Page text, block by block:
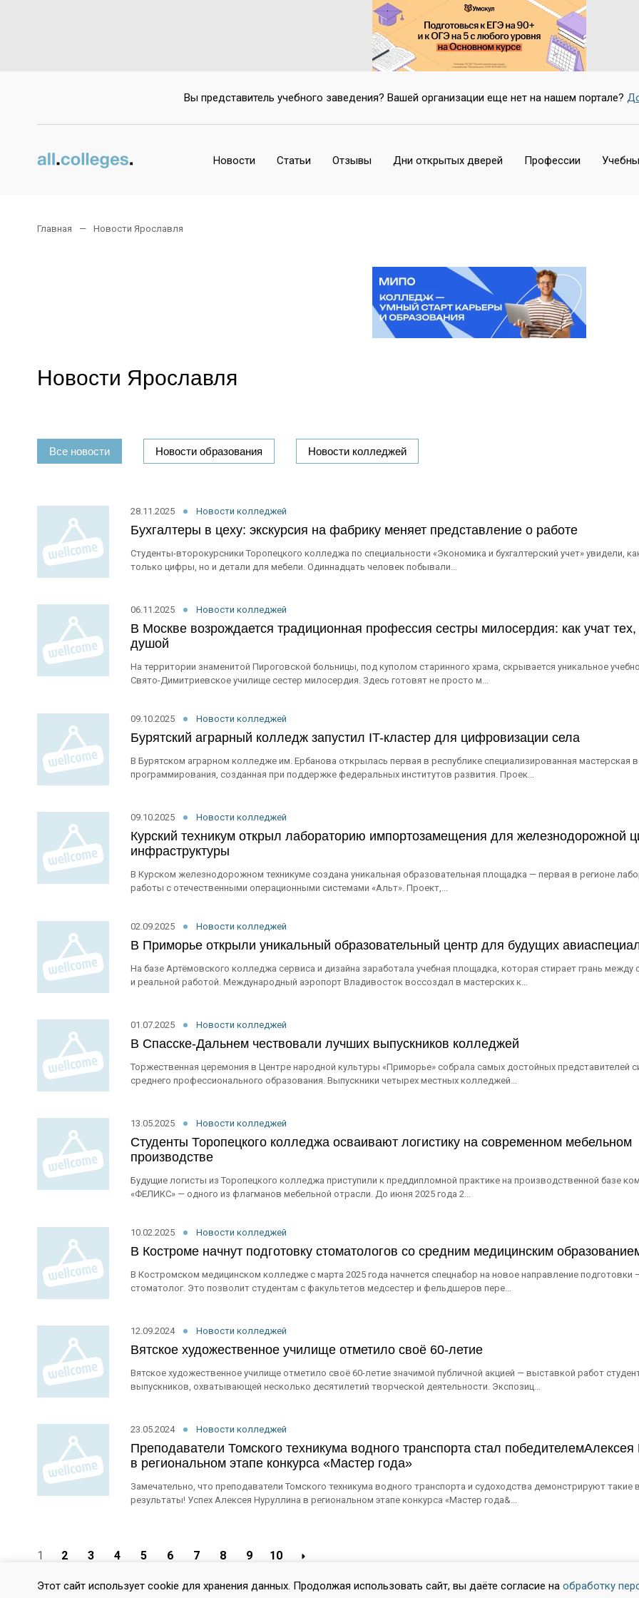
Вы представитель учебного заведения? Вашей организации еще нет на нашем портале?
Новости Статьи Отзывы Дни открытых дверей Профессии
Главная Новости Ярославля
Новости Ярославля
Все новости Новости образования Новости колледжей
28.11.2025 Новости колледжей
Бухгалтеры в цеху: экскурсия на фабрику меняет представление о работе
Студенты-второкурсники Торопецкого колледжа по специальности «Экономика и бухгалтерский учет» увидели,
только цифры, но и детали для мебели. Одиннадцать человек побывали...
06.11.2025 Новости колледжей
В Москве возрождается традиционная профессия сестры милосердия: как учат тех,
душой
На территории знаменитой Пироговской больницы, под куполом старинного храма, скрывается уникальное
Свято-Димитриевское училище сестер милосердия. Здесь готовят не просто м...
09.10.2025 Новости колледжей
Бурятский аграрный колледж запустил IT-кластер для цифровизации села
В Бурятском аграрном колледже им. Ербанова открылась первая в республике специализированная мастерская
программирования, созданная при поддержке федеральных институтов развития. Проек...
09.10.2025 Новости колледжей
Курский техникум открыл лабораторию импортозамещения для железнодорожной
инфраструктуры
В Курском железнодорожном техникуме создана уникальная образовательная площадка — первая в регионе
работы с отечественными операционными системами «Альт». Проект,...
02.09.2025 Новости колледжей
В Приморье открыли уникальный образовательный центр для будущих
На базе Артёмовского колледжа сервиса и дизайна заработала учебная площадка, которая стирает грань между
и реальной работой. Международный аэропорт Владивосток воссоздал в мастерских к...
01.07.2025 Новости колледжей
В Спасске-Дальнем чествовали лучших выпускников колледжей
Торжественная церемония в Центре народной культуры «Приморье» собрала самых достойных представителей
среднего профессионального образования. Выпускники четырех местных колледжей...
13.05.2025 Новости колледжей
Студенты Торопецкого колледжа осваивают логистику на современном мебельном
производстве
Будущие логисты из Торопецкого колледжа приступили к преддипломной практике на производственной базе
«ФЕЛИКС» — одного из флагманов мебельной отрасли. До июня 2025 года 2...
10.02.2025 Новости колледжей
В Костроме начнут подготовку стоматологов со средним медицинским
В Костромском медицинском колледже с марта 2025 года начнется спецнабор на новое направление
стоматолог. Это позволит студентам с факультетов медсестер и фельдшеров пере...
12.09.2024 Новости колледжей
Вятское художественное училище отметило своё 60-летие
Вятское художественное училище отметило своё 60-летие значимой публичной акцией — выставкой работ
выпускников, охватывающей несколько десятилетий творческой деятельности. Экспозиц...
23.05.2024 Новости колледжей
Преподаватели Томского техникума водного транспорта стал
в региональном этапе конкурса «Мастер года»
Замечательно, что преподаватели Томского техникума водного транспорта и судоходства демонстрируют такие
результаты! Успех Алексея Нуруллина в региональном этапе конкурса «Мастер года&...
1 2 3 4 5 6 7 8 9 10
Этот сайт использует cookie для хранения данных. Продолжая использовать сайт, вы даёте согласие на обработку